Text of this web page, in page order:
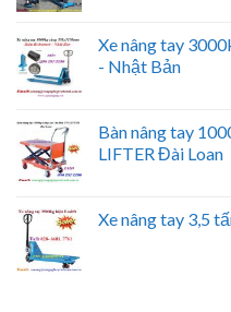
Xe nâng tay
- Nhật Bản
Bàn nâng tay
LIFTER Đài Loan
Xe nâng tay 3,5